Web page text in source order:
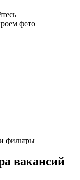
фото
фильтры
вакансий